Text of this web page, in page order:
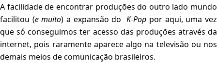
A facilidade de encontrar produções do outro lado mundo
facilitou (e muito) a expansão do K-Pop por aqui, uma vez
que só conseguimos ter acesso das produções através da
internet, pois raramente aparece algo na televisão ou nos
demais meios de comunicação brasileiros.